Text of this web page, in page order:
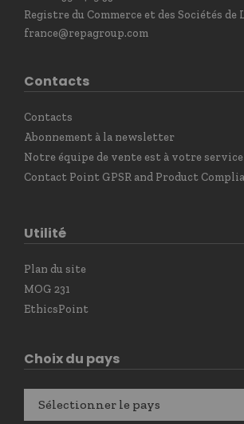
Registre du Commerce et des Sociétés de
france@repagroup.com
Contacts
Contacts
Abonnement à la newsletter
Notre équipe de vente est à votre service
Contact Point GPSR and Product
Utilité
Plan du site
MOG 231
EthicsPoint
Choix du pays
Sélectionner le pays